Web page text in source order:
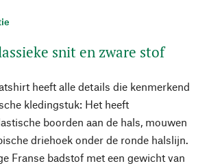
snit en zware stof
heeft alle details die kenmerkend
kledingstuk: Het heeft
boorden aan de hals, mouwen
driehoek onder de ronde halslijn.
Franse badstof met een gewicht van